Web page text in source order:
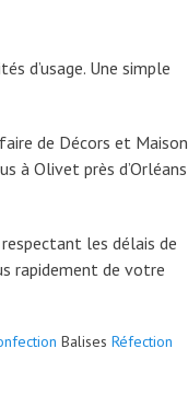
d’usage. Une simple
de Décors et Maison
à Olivet près d’Orléans
les délais de
rapidement de votre
Balises Réfection